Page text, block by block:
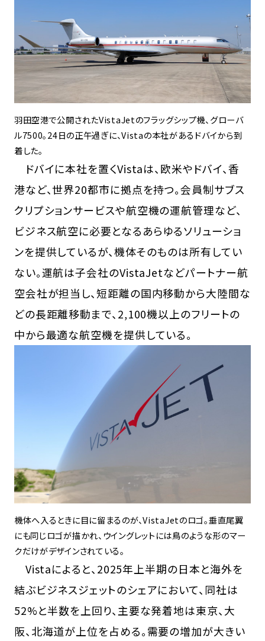
羽田空港で公開されたVistaJetのフラッグシップ機、グローバ
ル7500。24日の正午過ぎに、Vistaの本社があるドバイから到
着した。
ドバイに本社を置くVistaは、欧米やドバイ、香
港など、世界20都市に拠点を持つ。会員制サブス
クリプションサービスや航空機の運航管理など、
ビジネス航空に必要となるあらゆるソリューショ
ンを提供しているが、機体そのものは所有してい
ない。運航は子会社のVistaJetなどパートナー航
空会社が担当し、短距離の国内移動から大陸間な
どの長距離移動まで、2,100機以上のフリートの
中から最適な航空機を提供している。
機体へ入るときに目に留まるのが、VistaJetのロゴ。垂直尾翼
にも同じロゴが描かれ、ウイングレットには鳥のような形のマー
クだけがデザインされている。
Vistaによると、2025年上半期の日本と海外を
結ぶビジネスジェットのシェアにおいて、同社は
52%と半数を上回り、主要な発着地は東京、大
阪、北海道が上位を占める。需要の増加が大きい